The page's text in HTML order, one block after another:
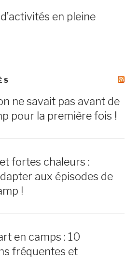
en pleine
ne savait pas avant de
pour la première fois !
fortes chaleurs :
aux épisodes de
!
en camps : 10
fréquentes et